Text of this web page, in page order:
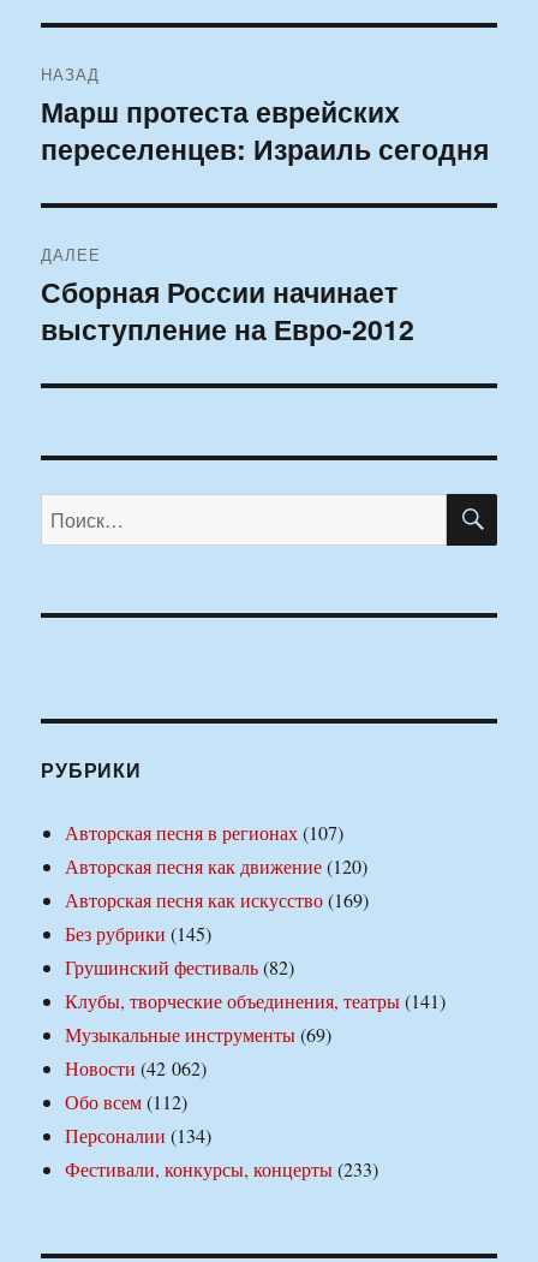
по
записям
НАЗАД
Предыдущая
запись:
Марш протеста еврейских
переселенцев: Израиль сегодня
ДАЛЕЕ
Следующая
запись:
Сборная России начинает
выступление на Евро-2012
Искать:
РУБРИКИ
Авторская песня в регионах(107)
Авторская песня как движение(120)
Авторская песня как искусство(169)
Без рубрики (145)
Грушинский фестиваль(82)
Клубы, творческие объединения, театры(141)
Музыкальные инструменты(69)
Новости (42 062)
Обо всем(112)
Персоналии (134)
Фестивали, конкурсы, концерты(233)